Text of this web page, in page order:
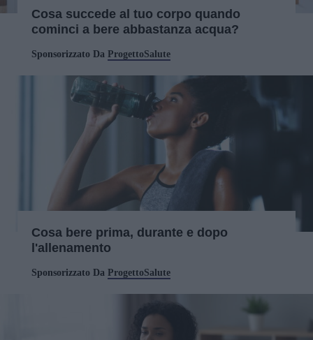
Cosa succede al tuo corpo quando
cominci a bere abbastanza acqua?
Sponsorizzato Da ProgettoSalute
Cosa bere prima, durante e dopo
l'allenamento
Sponsorizzato Da ProgettoSalute